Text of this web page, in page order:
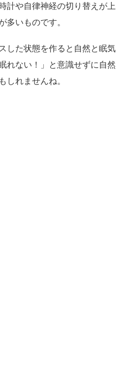
計や自律神経の切り替えが上
多いものです。
した状態を作ると自然と眠気
れない！」と意識せずに自然
しれませんね。